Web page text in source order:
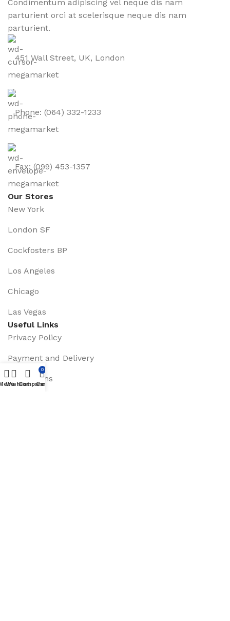
Condimentum adipiscing vel neque dis nam
parturient orci at scelerisque neque dis nam
parturient.
451 Wall Street, UK, London
Phone: (064) 332-1233
Fax: (099) 453-1357
Our Stores
New York
London SF
Cockfosters BP
Los Angeles
Chicago
Las Vegas
Useful Links
Privacy Policy
Payment and Delivery
Promotions
WishlistCompare
0
Cart